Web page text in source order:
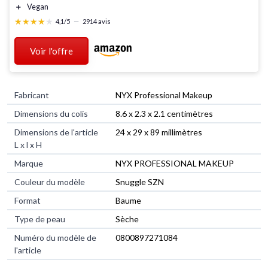
＋
Vegan
★★★★★
★★★★★ 4,1/5 — 2914 avis
Voir l'offre
Fabricant
‎NYX Professional Makeup
Dimensions du colis
‎8.6 x 2.3 x 2.1 centimètres
Dimensions de l'article
L x l x H
‎24 x 29 x 89 millimètres
Marque
‎NYX PROFESSIONAL MAKEUP
Couleur du modèle
‎Snuggle SZN
Format
‎Baume
Type de peau
‎Sèche
Numéro du modèle de
l'article
‎0800897271084